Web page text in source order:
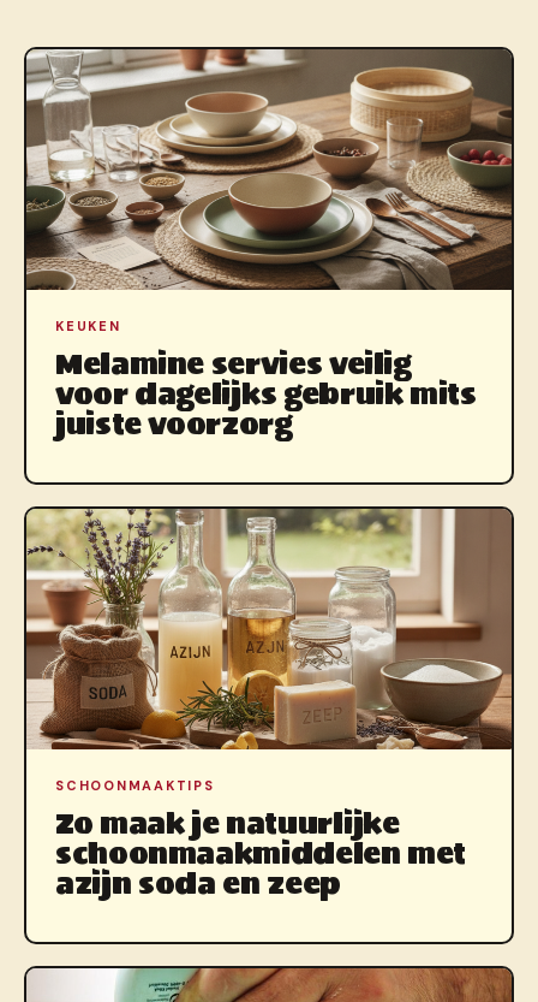
KEUKEN
Melamine servies veilig
voor dagelijks gebruik mits
juiste voorzorg
SCHOONMAAKTIPS
Zo maak je natuurlijke
schoonmaakmiddelen met
azijn soda en zeep